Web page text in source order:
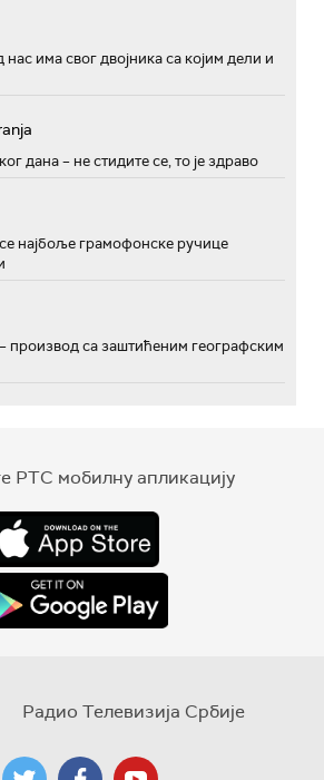
има свог двојника са којим дели и
дана – не стидите се, то је здраво
најбоље грамофонске ручице
производ са заштићеним географским
РТС мобилну апликацију
Радио Телевизија Србије